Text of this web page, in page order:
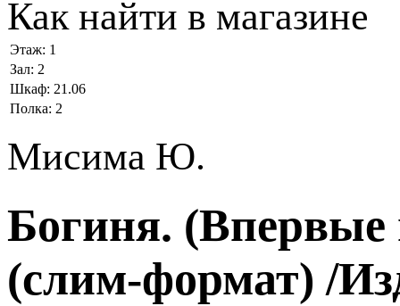
Как найти в магазине
Этаж: 1
Зал: 2
Шкаф: 21.06
Полка: 2
Мисима Ю.
Богиня. (Впервые
(слим-формат) /